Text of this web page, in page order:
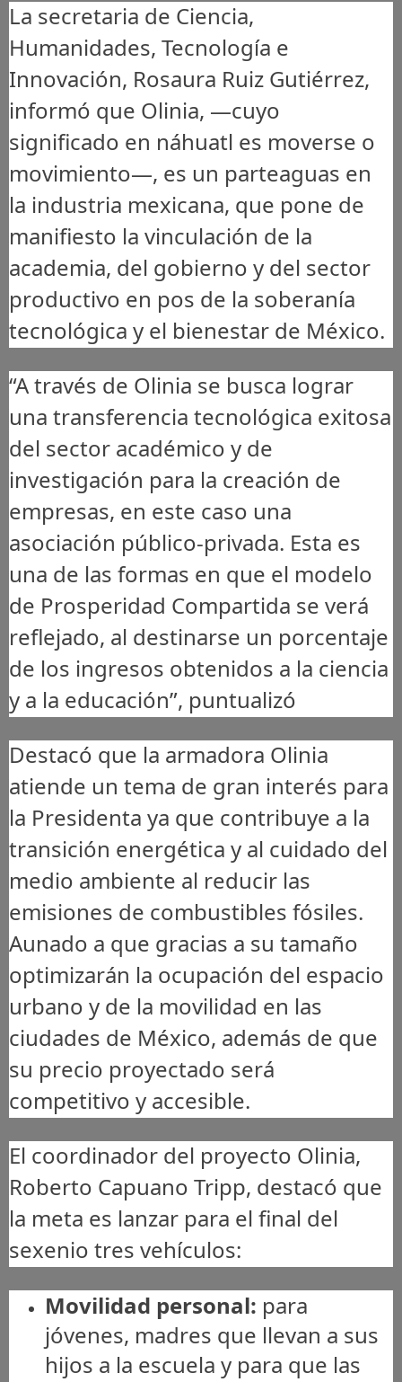
La secretaria de Ciencia,
Humanidades, Tecnología e
Innovación, Rosaura Ruiz Gutiérrez,
informó que Olinia, —cuyo
significado en náhuatl es moverse o
movimiento—, es un parteaguas en
la industria mexicana, que pone de
manifiesto la vinculación de la
academia, del gobierno y del sector
productivo en pos de la soberanía
tecnológica y el bienestar de México.
“A través de Olinia se busca lograr
una transferencia tecnológica exitosa
del sector académico y de
investigación para la creación de
empresas, en este caso una
asociación público-privada. Esta es
una de las formas en que el modelo
de Prosperidad Compartida se verá
reflejado, al destinarse un porcentaje
de los ingresos obtenidos a la ciencia
y a la educación”, puntualizó
Destacó que la armadora Olinia
atiende un tema de gran interés para
la Presidenta ya que contribuye a la
transición energética y al cuidado del
medio ambiente al reducir las
emisiones de combustibles fósiles.
Aunado a que gracias a su tamaño
optimizarán la ocupación del espacio
urbano y de la movilidad en las
ciudades de México, además de que
su precio proyectado será
competitivo y accesible.
El coordinador del proyecto Olinia,
Roberto Capuano Tripp, destacó que
la meta es lanzar para el final del
sexenio tres vehículos:
Movilidad personal: para
jóvenes, madres que llevan a sus
hijos a la escuela y para que las